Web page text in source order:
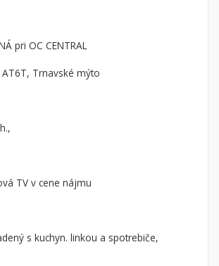
pozemky
pri OC CENTRAL
AT6T, Trnavské mýto
TV v cene nájmu
s kuchyn. linkou a spotrebiče,